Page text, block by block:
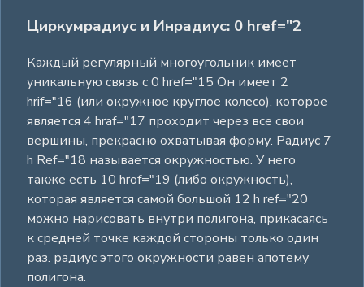
Циркумрадиус и Инрадиус: 0 href="2
Каждый регулярный многоугольник имеет
уникальную связь с 0 href="15 Он имеет 2
hrif="16 (или окружное круглое колесо), которое
является 4 hraf="17 проходит через все свои
вершины, прекрасно охватывая форму. Радиус 7
h Ref="18 называется окружностью. У него
также есть 10 hrof="19 (либо окружность),
которая является самой большой 12 h ref="20
можно нарисовать внутри полигона, прикасаясь
к средней точке каждой стороны только один
раз. радиус этого окружности равен апотему
полигона.